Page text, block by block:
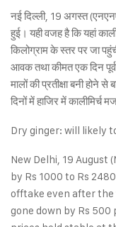
नई दिल्ली, 19 अगस्त
हुई। यही वजह है कि यहां
किलोग्राम के स्तर पर जा
आवक तथा कीमत एक दिन पूर्व
मालों की प्रतीक्षा बनी होने
दिनों में हाजिर में कालीमिर्च
Dry ginger: will likely
New Delhi, 19 August
by Rs 1000 to Rs
offtake even after the
gone down by Rs